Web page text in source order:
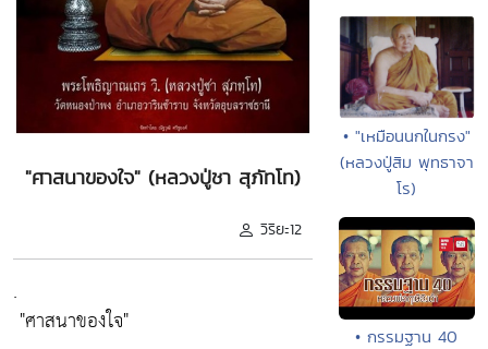
"ศาสนาของใจ" (หลวงปู่ชา สุภัทโท)
วิริยะ12
.
"ศาสนาของใจ"
• "เหมือนนกในกรง"
(หลวงปู่สิม พุทธาจา
โร)
• กรรมฐาน 40